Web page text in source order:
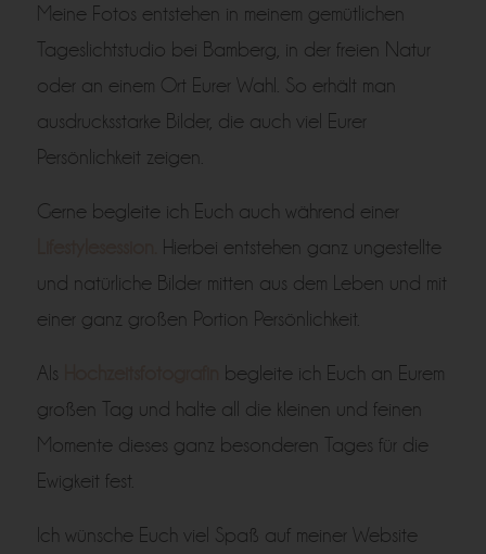
Meine Fotos entstehen in meinem gemütlichen
Tageslichtstudio bei Bamberg, in der freien Natur
oder an einem Ort Eurer Wahl. So erhält man
ausdrucksstarke Bilder, die auch viel Eurer
Persönlichkeit zeigen.
Gerne begleite ich Euch auch während einer
Hierbei entstehen ganz ungestellte
und natürliche Bilder mitten aus dem Leben und mit
einer ganz großen Portion Persönlichkeit.
Als
begleite ich Euch an Eurem
großen Tag und halte all die kleinen und feinen
Momente dieses ganz besonderen Tages für die
Ewigkeit fest.
Ich wünsche Euch viel Spaß auf meiner Website